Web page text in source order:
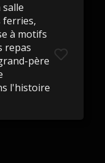
salle
ferries,
à motifs
repas
père
l'histoire